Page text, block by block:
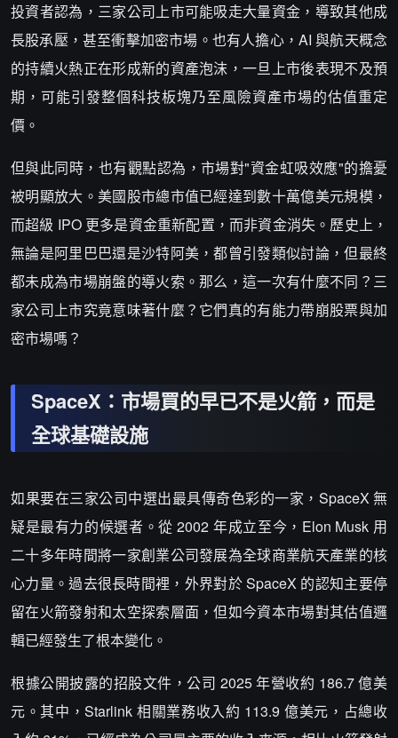
投資者認為，三家公司上市可能吸走大量資金，導致其他成
長股承壓，甚至衝擊加密市場。也有人擔心，AI 與航天概念
的持續火熱正在形成新的資產泡沫，一旦上市後表現不及預
期，可能引發整個科技板塊乃至風險資產市場的估值重定
價。
但與此同時，也有觀點認為，市場對"資金虹吸效應"的擔憂
被明顯放大。美國股市總市值已經達到數十萬億美元規模，
而超級 IPO 更多是資金重新配置，而非資金消失。歷史上，
無論是阿里巴巴還是沙特阿美，都曾引發類似討論，但最終
都未成為市場崩盤的導火索。那么，這一次有什麼不同？三
家公司上市究竟意味著什麼？它們真的有能力帶崩股票與加
密市場嗎？
SpaceX：市場買的早已不是火箭，而是
全球基礎設施
如果要在三家公司中選出最具傳奇色彩的一家，SpaceX 無
疑是最有力的候選者。從 2002 年成立至今，Elon Musk 用
二十多年時間將一家創業公司發展為全球商業航天產業的核
心力量。過去很長時間裡，外界對於 SpaceX 的認知主要停
留在火箭發射和太空探索層面，但如今資本市場對其估值邏
輯已經發生了根本變化。
根據公開披露的招股文件，公司 2025 年營收約 186.7 億美
元。其中，Starlink 相關業務收入約 113.9 億美元，占總收